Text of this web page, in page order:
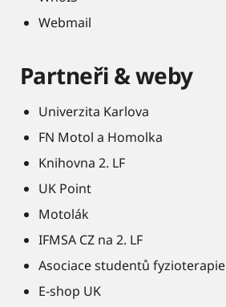
Webmail
Partneři & weby
Univerzita Karlova
FN Motol a Homolka
Knihovna 2. LF
UK Point
Motolák
IFMSA CZ na 2. LF
Asociace studentů fyzioterapie
E-shop UK